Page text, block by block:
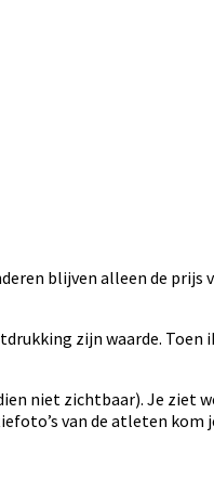
blijven alleen de prijs
zijn waarde. Toen
niet zichtbaar). Je ziet
van de atleten